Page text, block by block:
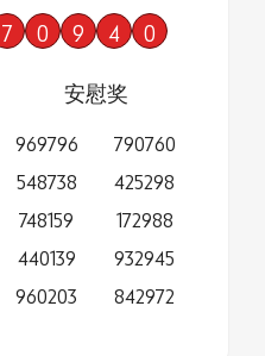
7 0 9 4 0
安慰奖
969796
548738
748159
440139
960203
790760
425298
172988
932945
842972